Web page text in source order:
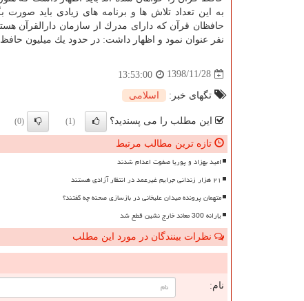
به این تعداد تلاش ها و برنامه های زیادی باید صورت
نفر عنوان نمود و اظهار داشت: در حدود یك میلیون
1398/11/28
13:53:00
تگهای خبر: اسلامی
این مطلب را می پسندید؟ (1)
(0)
تازه ترین مطالب مرتبط
امید بهزاد و پوریا صفوت اعدام شدند
۲۱ هزار زندانی جرایم غیرعمد در انتظار آزادی هستند
متهمان پرونده میدان علیخانی در بازسازی صحنه چه گفتند؟
یارانه 300 معاند خارج نشین قطع شد
نظرات بینندگان در مورد این مطلب
نام: